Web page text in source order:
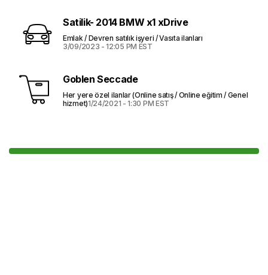
Satilik- 2014 BMW x1 xDrive
Emlak / Devren satılık işyeri / Vasıta ilanları
3/09/2023 - 12:05 PM EST
Goblen Seccade
Her yere özel ilanlar (Online satış / Online eğitim / Genel
hizmet)1/24/2021 - 1:30 PM EST